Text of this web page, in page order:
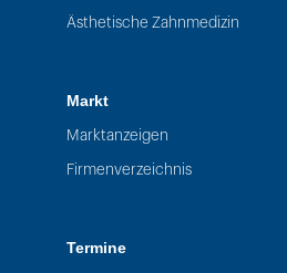
Ästhetische Zahnmedizin
Markt
Marktanzeigen
Firmenverzeichnis
Termine